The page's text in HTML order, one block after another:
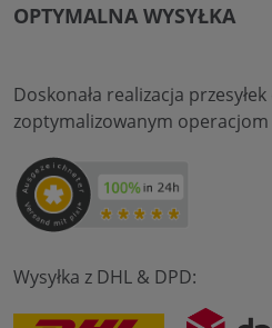
OPTYMALNA WYSYŁKA
Doskonała realizacja
zoptymalizowanym
Wysyłka z DHL & DPD: